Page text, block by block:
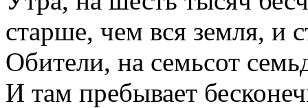
старше, чем вся земля, и
Обители, на семьсот
И там пребывает